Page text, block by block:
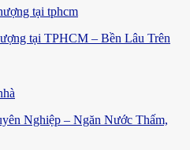
tại TPHCM – Bền Lâu Trên
Nghiệp – Ngăn Nước Thấm,